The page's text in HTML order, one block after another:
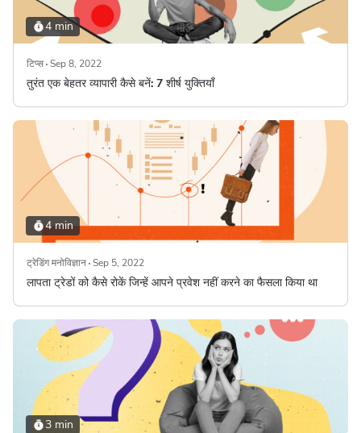
4 min
टिप्स Sep 8, 2022
तुरंत एक बेहतर व्यापारी कैसे बनें: 7 शीर्ष युक्तियाँ
4 min
ट्रेडिंग मनोविज्ञान Sep 5, 2022
लापता ट्रेडों को कैसे रोकें जिन्हें आपने प्रवेश नहीं करने का फैसला किया था
3 min